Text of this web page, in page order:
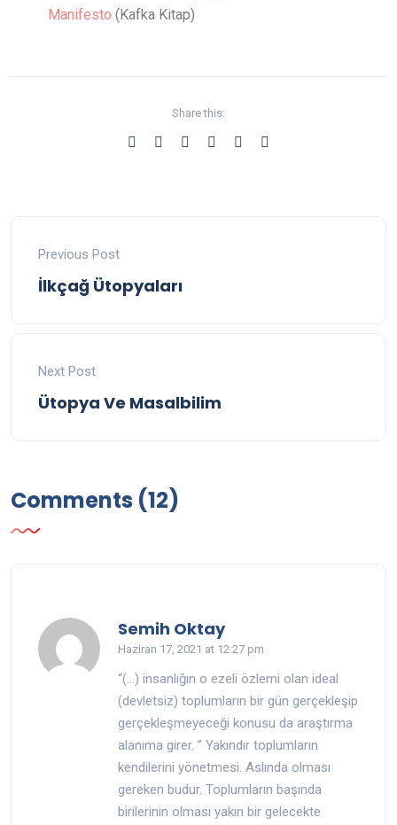
Manifesto (Kafka Kitap)
Share this:
Previous Post
İlkçağ Ütopyaları
Next Post
Ütopya Ve Masalbilim
Comments (12)
Semih Oktay
Haziran 17, 2021 at 12:27 pm
“(…) insanlığın o ezeli özlemi olan ideal
(devletsiz) toplumların bir gün gerçekleşip
gerçekleşmeyeceği konusu da araştırma
alanıma girer. ” Yakındır toplumların
kendilerini yönetmesi. Aslında olması
gereken budur. Toplumların başında
birilerinin olması yakın bir gelecekte